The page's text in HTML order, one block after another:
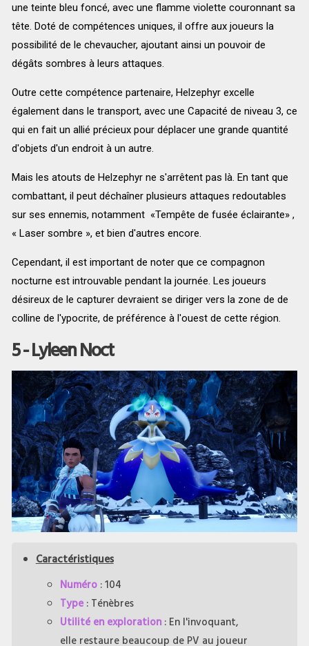
une teinte bleu foncé, avec une flamme violette couronnant sa
tête. Doté de compétences uniques, il offre aux joueurs la
possibilité de le chevaucher, ajoutant ainsi un pouvoir de
dégâts sombres à leurs attaques.
Outre cette compétence partenaire, Helzephyr excelle
également dans le transport, avec une Capacité de niveau 3, ce
qui en fait un allié précieux pour déplacer une grande quantité
d'objets d'un endroit à un autre.
Mais les atouts de Helzephyr ne s'arrêtent pas là. En tant que
combattant, il peut déchaîner plusieurs attaques redoutables
sur ses ennemis, notamment «Tempête de fusée éclairante» ,
« Laser sombre », et bien d'autres encore.
Cependant, il est important de noter que ce compagnon
nocturne est introuvable pendant la journée. Les joueurs
désireux de le capturer devraient se diriger vers la zone de de
colline de l'ypocrite, de préférence à l'ouest de cette région.
5 - Lyleen Noct
Caractéristiques
Numéro : 104
Type : Ténèbres
Utilité en exploration: En l'invoquant,
elle restaure beaucoup de PV au joueur